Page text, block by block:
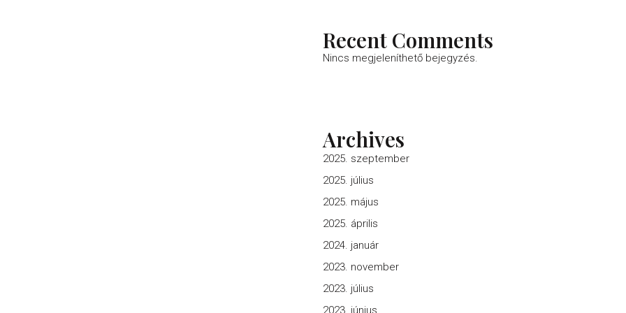
Recent Comments
Nincs megjeleníthető bejegyzés.
Archives
2025. szeptember
2025. július
2025. május
2025. április
2024. január
2023. november
2023. július
2023. június